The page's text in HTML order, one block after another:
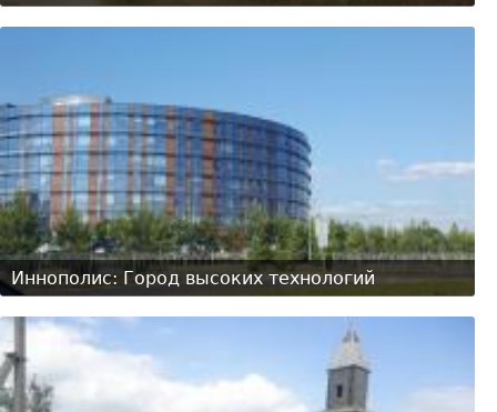
Иннополис: Город высоких технологий